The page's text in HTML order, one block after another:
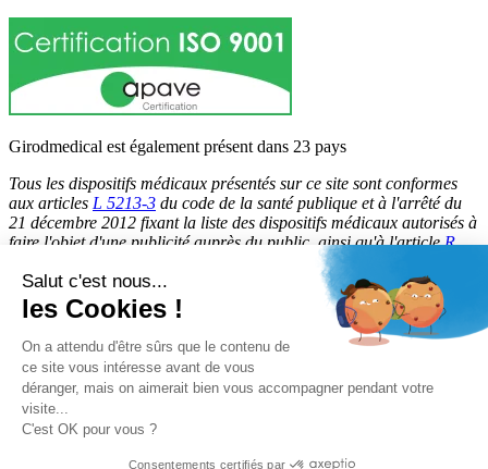
Girodmedical est également présent dans 23 pays
Tous les dispositifs médicaux présentés sur ce site sont conformes
aux articles L 5213-3 du code de la santé publique et à l'arrêté du
21 décembre 2012 fixant la liste des dispositifs médicaux autorisés à
faire l'objet d'une publicité auprès du public, ainsi qu'à l'articleR
du code de la santé publique. Par conséquent, ils peuvent
être légalement promus et rendus accessibles au public.
© 2026 Girodmedical. Tous droits réservés.
Paiement 100 % sécurisé !
Contrôle Anti-Fraude, Certificat SSL
Salut c'est nous...
les Cookies !
On a attendu d'être sûrs que le contenu de
ce site vous intéresse avant de vous
déranger, mais on aimerait bien vous accompagner pendant votre
visite...
C'est OK pour vous ?
Consentements certifiés par